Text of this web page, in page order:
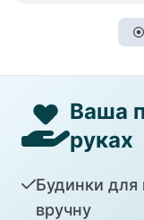
Ваша
руках
Будинки для
вручну